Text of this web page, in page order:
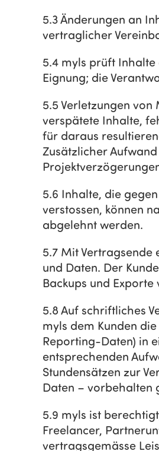
5.3 Änderungen an
vertraglicher
5.4 myls prüft
Eignung; die
5.5 Verletzungen
verspätete Inhalte,
für daraus
Zusätzlicher
5.6 Inhalte, die
verstossen, können
abgelehnt werden.
5.7 Mit
und Daten. Der
Backups und
5.8 Auf schriftliches
myls dem Kunden
Reporting-Daten) in
entsprechenden
Stundensätzen zur
Daten – vorbehalten
5.9 myls ist
Freelancer,
vertragsgemässe